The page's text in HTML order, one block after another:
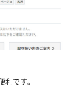
です。